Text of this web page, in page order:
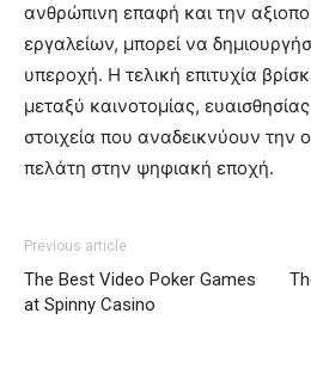
ανθρώπινη επαφή και την
εργαλείων, μπορεί να
υπεροχή. Η τελική επιτυχία
μεταξύ καινοτομίας,
στοιχεία που αναδεικνύουν την
πελάτη στην ψηφιακή εποχή.
Previous article
The Best Video Poker Games
at Spinny Casino